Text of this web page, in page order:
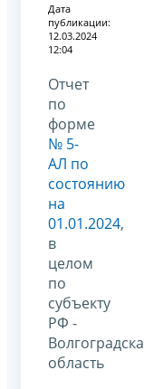
Дата
публикации:
12.03.2024
12:04
Отчет
по
форме
№ 5-
АЛ по
состоянию
на
01.01.2024,
в
целом
по
субъекту
РФ -
область